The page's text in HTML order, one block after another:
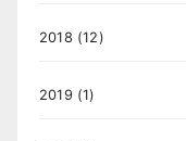
2018 (12)
2019 (1)